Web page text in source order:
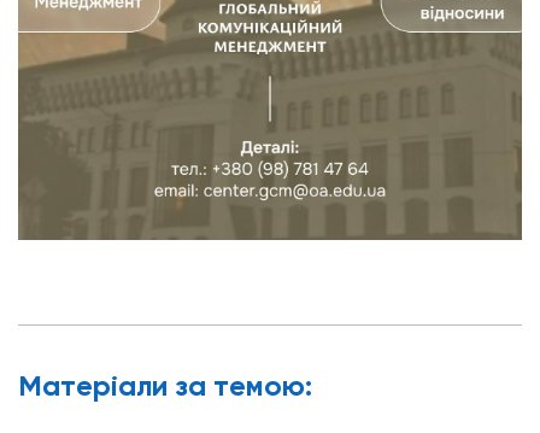
Матерiали за темою: